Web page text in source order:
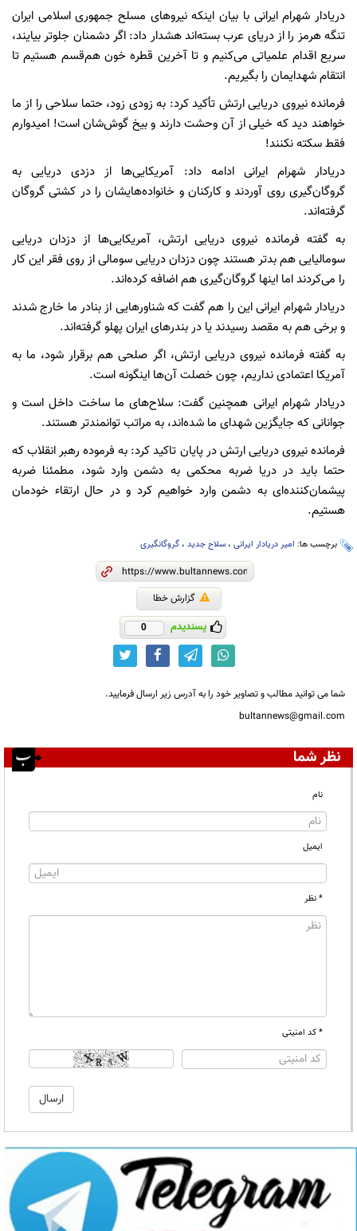
دریادار شهرام ایرانی با بیان اینکه نیروهای مسلح جمهوری اسلامی ایران
تنگه هرمز را از دریای عرب بسته‌اند هشدار داد: اگر دشمنان جلوتر بیایند،
سریع اقدام علمیاتی می‌کنیم و تا آخرین قطره خون هم‌قسم هستیم تا
انتقام شهدایمان را بگیریم.
فرمانده نیروی دریایی ارتش تأکید کرد: به زودی زود، حتما سلاحی را از ما
خواهند دید که خیلی از آن وحشت دارند و بیخ گوش‌شان است! امیدوارم
فقط سکته نکنند!
دریادار شهرام ایرانی ادامه داد: آمریکایی‌ها از دزدی دریایی به
گروگان‌گیری روی آوردند و کارکنان و خانواده‌هایشان را در کشتی گروگان
گرفته‌اند.
به گفته فرمانده نیروی دریایی ارتش، آمریکایی‌ها از دزدان دریایی
سومالیایی هم بدتر هستند چون دزدان دریایی سومالی از روی فقر این کار
را می‌کردند اما اینها گروگان‌گیری هم اضافه کرده‌اند.
دریادار شهرام ایرانی این را هم گفت که شناورهایی از بنادر ما خارج شدند
و برخی هم به مقصد رسیدند یا در بندرهای ایران پهلو گرفته‌اند.
به گفته فرمانده نیروی دریایی ارتش، اگر صلحی هم برقرار شود، ما به
آمریکا اعتمادی نداریم، چون خصلت آن‌ها اینگونه است.
دریادار شهرام ایرانی همچنین گفت: سلاح‌های ما ساخت داخل است و
جوانانی که جایگزین شهدای ما شده‌اند، به مراتب توانمندتر هستند.
فرمانده نیروی دریایی ارتش در پایان تاکید کرد: به فرموده رهبر انقلاب که
حتما باید در دریا ضربه محکمی به دشمن وارد شود، مطمئنا ضربه
پیشمان‌کننده‌ای به دشمن وارد خواهیم کرد و در حال ارتقاء خودمان
هستیم.
برچسب ها: امیر دریادار ایرانی ، سلاح جدید ، گروگانگیری
گزارش خطا
پسندیدم 0
شما می توانید مطالب و تصاویر خود را به آدرس زیر ارسال فرمایید.
bultannews@gmail.com
نظر شما
نام
ایمیل
* نظر
* کد امنیتی